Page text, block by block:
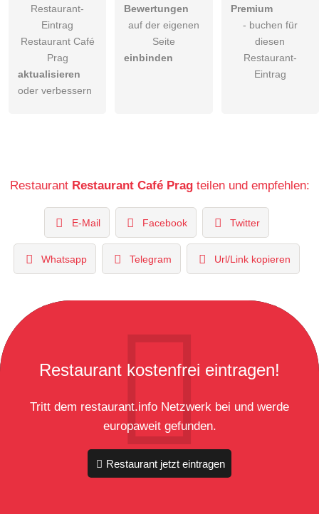
Restaurant-
Eintrag
Restaurant Café
Prag
aktualisieren
oder verbessern
Bewertungen
auf der eigenen
Seite
einbinden
Premium
- buchen für
diesen
Restaurant-
Eintrag
Restaurant Restaurant Café Pragteilen und empfehlen:
E-Mail Facebook Twitter
Whatsapp Telegram Url/Link kopieren
Restaurant kostenfrei eintragen!
Tritt dem restaurant.info Netzwerk bei und werde
europaweit gefunden.
Restaurant jetzt eintragen